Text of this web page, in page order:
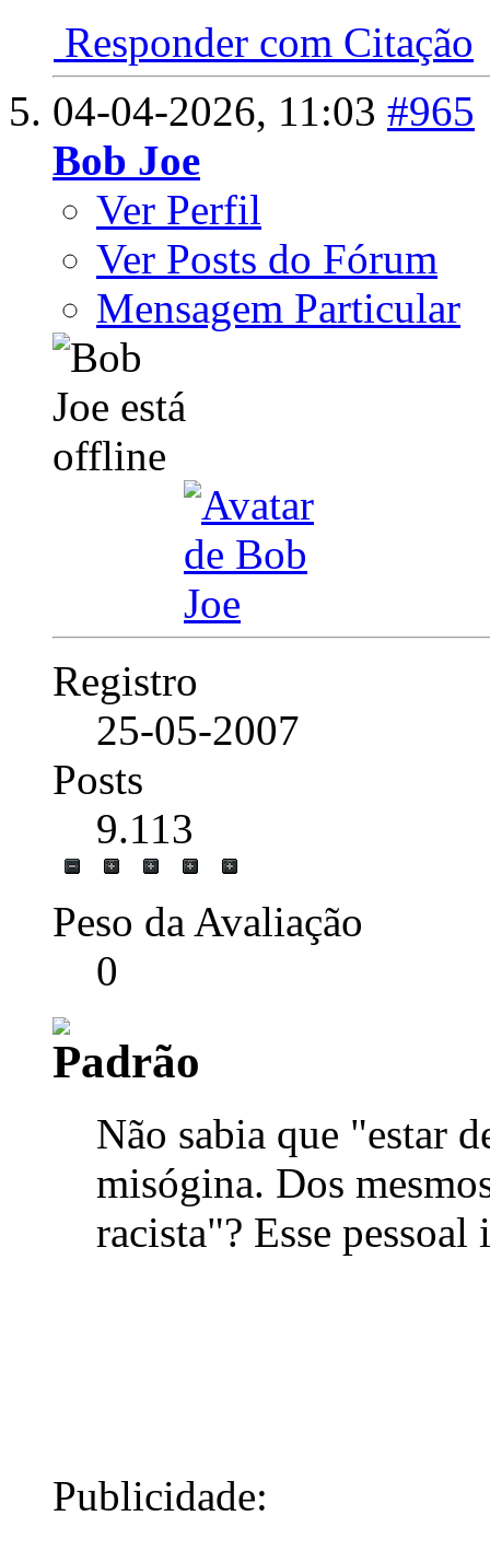
Responder com Citação
04-04-2026, 11:03 #965
Bob Joe
Ver Perfil
Ver Posts do Fórum
Mensagem Particular
Registro
25-05-2007
Posts
9.113
Peso da Avaliação
0
Não sabia que "estar
misógina. Dos
racista"? Esse
Publicidade: